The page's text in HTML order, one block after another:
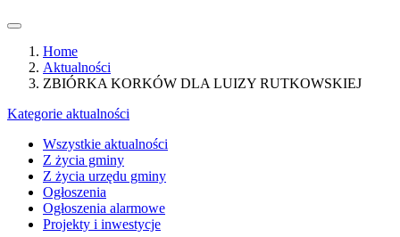
Home
Aktualności
ZBIÓRKA KORKÓW DLA LUIZY RUTKOWSKIEJ
Kategorie aktualności
Wszystkie aktualności
Z życia gminy
Z życia urzędu gminy
Ogłoszenia
Ogłoszenia alarmowe
Projekty i inwestycje